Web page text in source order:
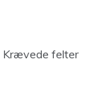
Krævede felter